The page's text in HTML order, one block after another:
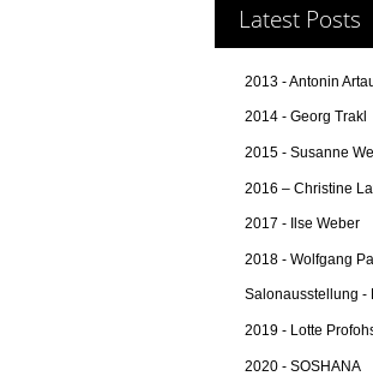
Latest Posts
2013 - Antonin
2014 - Georg Trakl
2015 - Susanne
2016 – Christine
2017 - Ilse Weber
2018 - Wolfgang
Salonausstellung -
2019 - Lotte
2020 - SOSHANA